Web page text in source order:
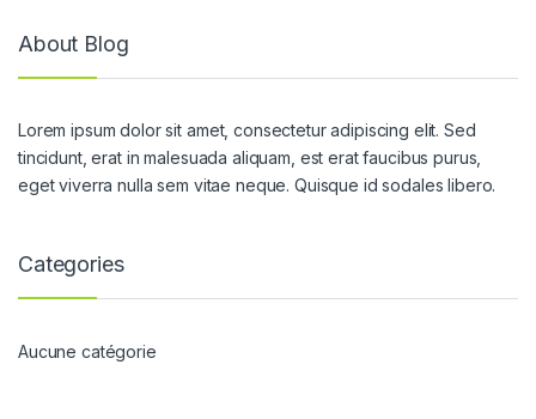
About Blog
Lorem ipsum dolor sit amet, consectetur adipiscing elit. Sed
tincidunt, erat in malesuada aliquam, est erat faucibus purus,
eget viverra nulla sem vitae neque. Quisque id sodales libero.
Categories
Aucune catégorie